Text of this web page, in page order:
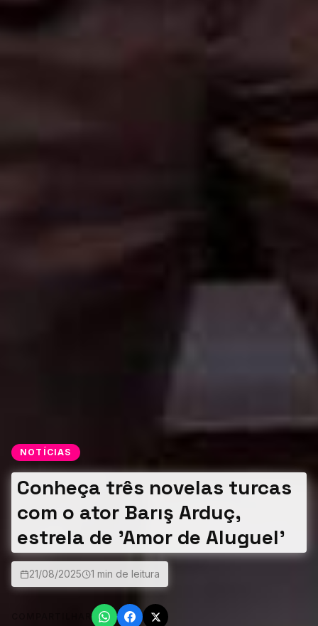
NOTÍCIAS
Conheça três novelas turcas
com o ator Barış Arduç,
estrela de 'Amor de Aluguel'
21/08/2025 1 min de leitura
COMPARTILHAR